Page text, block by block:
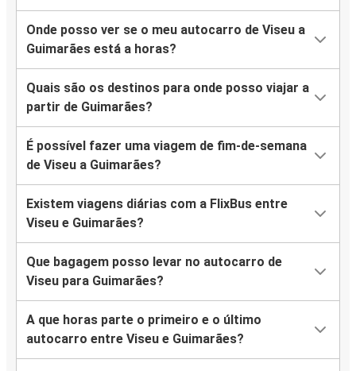
Onde posso ver se o meu autocarro de Viseu a
Guimarães está a horas?
Quais são os destinos para onde posso viajar a
partir de Guimarães?
É possível fazer uma viagem de fim-de-semana
de Viseu a Guimarães?
Existem viagens diárias com a FlixBus entre
Viseu e Guimarães?
Que bagagem posso levar no autocarro de
Viseu para Guimarães?
A que horas parte o primeiro e o último
autocarro entre Viseu e Guimarães?